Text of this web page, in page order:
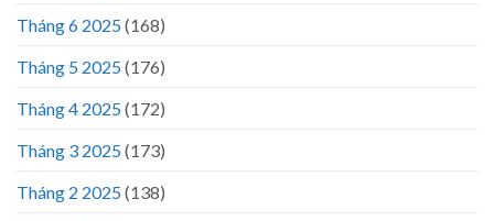
Tháng 6 2025(168)
Tháng 5 2025(176)
Tháng 4 2025(172)
Tháng 3 2025(173)
Tháng 2 2025(138)